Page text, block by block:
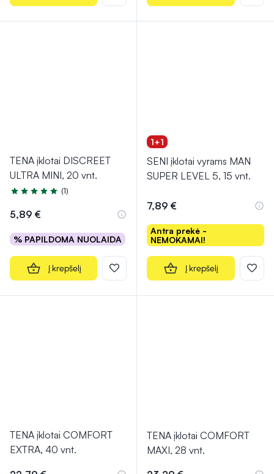
TENA įklotai DISCREET
ULTRA MINI, 20 vnt.
Įvertinimas 5.0 iš 5
(1)
5,89 €
% PAPILDOMA NUOLAIDA
Į krepšelį
1+1
SENI įklotai vyrams MAN
SUPER LEVEL 5, 15 vnt.
7,89 €
Antra prekė -
NEMOKAMAI!
Į krepšelį
TENA įklotai COMFORT
EXTRA, 40 vnt.
TENA įklotai COMFORT
MAXI, 28 vnt.